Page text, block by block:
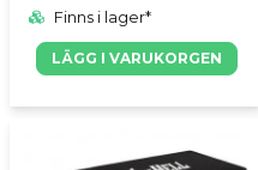
Finns i lager*
LÄGG I VARUKORGEN